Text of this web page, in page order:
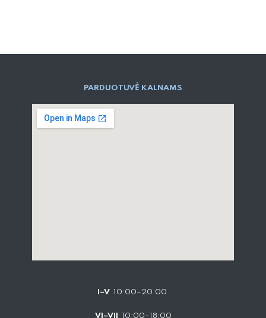
PARD​UOTUVĖ​ KALNAMS
I–V 10:00–20:00
VI–VII 10:00–18:00